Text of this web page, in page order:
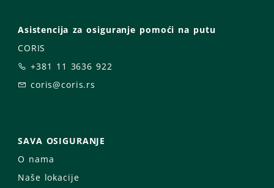
Asistencija za osiguranje pomoći na putu
CORIS
+381 11 3636 922
coris@coris.rs
SAVA OSIGURANJE
O nama
Naše lokacije